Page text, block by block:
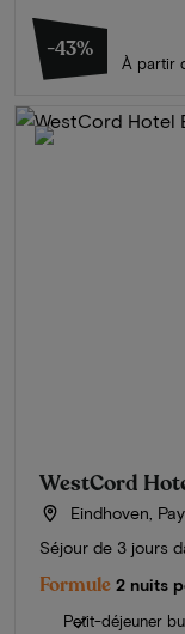
-43%
À partir
WestCord
Eindhoven,
Séjour de 3 jours
Formule 2 nuits
Petit-déjeuner